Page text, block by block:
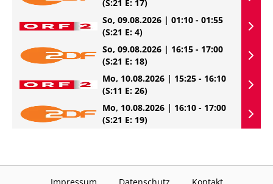
(S:21 E: 17)
So, 09.08.2026 | 01:10 - 01:55
(S:21 E: 4)
So, 09.08.2026 | 16:15 - 17:00
(S:21 E: 18)
Mo, 10.08.2026 | 15:25 - 16:10
(S:11 E: 26)
Mo, 10.08.2026 | 16:10 - 17:00
(S:21 E: 19)